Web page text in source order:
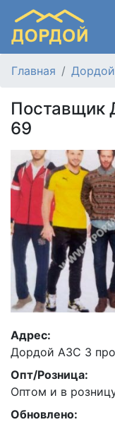
Главная Дордой
Поставщик
69
Адрес:
Дордой АЗС 3
Опт/Розница:
Оптом и в
Обновлено: